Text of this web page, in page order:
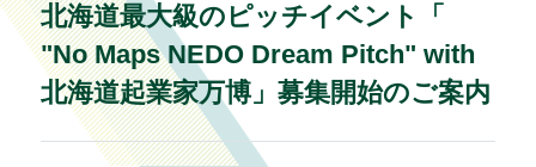
北海道最大級のピッチイベント「
"No Maps NEDO Dream Pitch" with
北海道起業家万博」募集開始のご案内